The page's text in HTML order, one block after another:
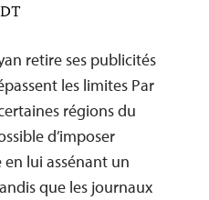
retire ses publicités
les limites Par
régions du
d’imposer
lui assénant un
que les journaux